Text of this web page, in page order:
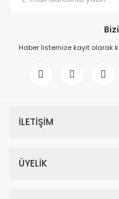
Haber listemize kayıt
İLETİŞİM
ÜYELİK